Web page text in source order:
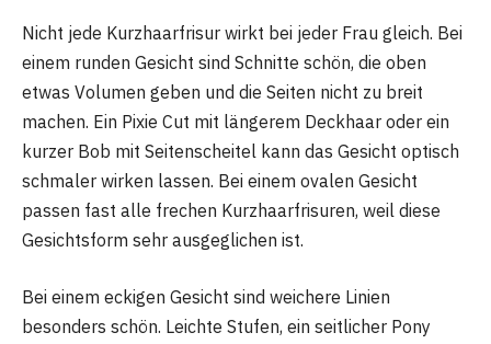
Nicht jede Kurzhaarfrisur wirkt bei jeder Frau gleich. Bei
einem runden Gesicht sind Schnitte schön, die oben
etwas Volumen geben und die Seiten nicht zu breit
machen. Ein Pixie Cut mit längerem Deckhaar oder ein
kurzer Bob mit Seitenscheitel kann das Gesicht optisch
schmaler wirken lassen. Bei einem ovalen Gesicht
passen fast alle frechen Kurzhaarfrisuren, weil diese
Gesichtsform sehr ausgeglichen ist.
Bei einem eckigen Gesicht sind weichere Linien
besonders schön. Leichte Stufen, ein seitlicher Pony